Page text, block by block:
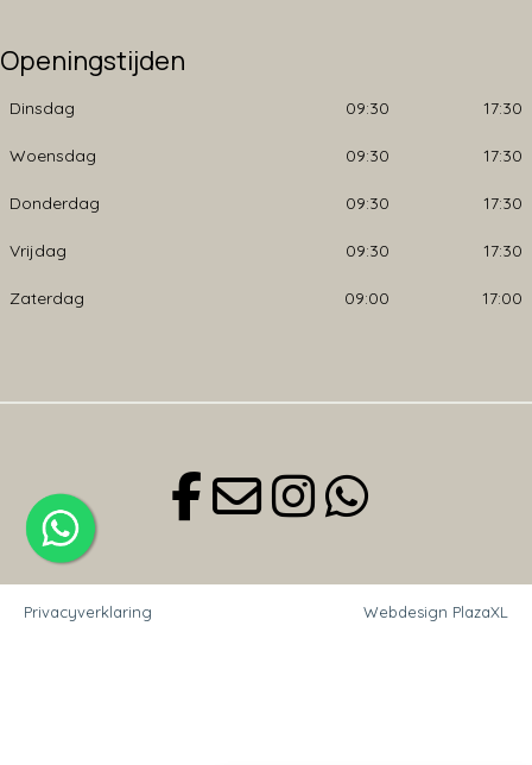
Openingstijden
Dinsdag 09:30 17:30
Woensdag 09:30 17:30
Donderdag 09:30 17:30
Vrijdag 09:30 17:30
Zaterdag 09:00 17:00
Privacyverklaring Webdesign PlazaXL